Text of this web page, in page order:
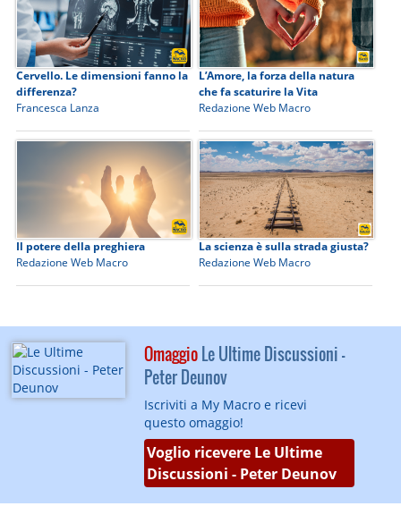
Cervello. Le dimensioni fanno la
differenza?
Francesca Lanza
L’Amore, la forza della natura
che fa scaturire la Vita
Redazione Web Macro
Il potere della preghiera
Redazione Web Macro
La scienza è sulla strada giusta?
Redazione Web Macro
OmaggioLe Ultime Discussioni -
Peter Deunov
Iscriviti a My Macro e ricevi
questo omaggio!
Voglio ricevere Le Ultime
Discussioni - Peter Deunov